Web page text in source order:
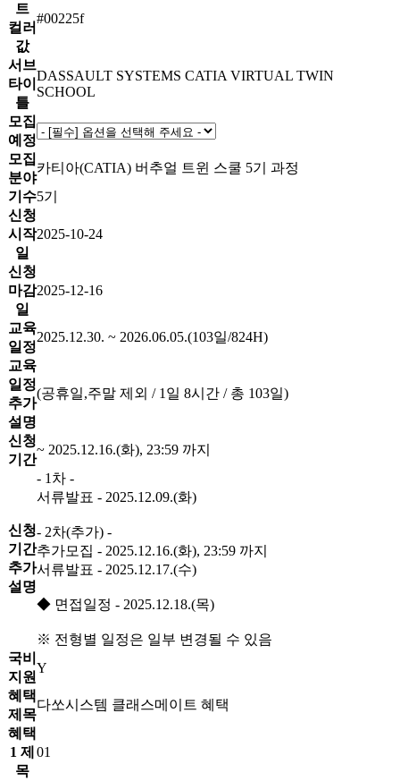
트
컬러
값
#00225f
서브
타이
틀
DASSAULT SYSTEMS CATIA VIRTUAL TWIN
SCHOOL
모집
예정
모집
분야
카티아(CATIA) 버추얼 트윈 스쿨 5기 과정
기수5기
신청
시작
일
2025-10-24
신청
마감
일
2025-12-16
교육
일정
2025.12.30. ~ 2026.06.05.(103일/824H)
교육
일정
추가
설명
(공휴일,주말 제외 / 1일 8시간 / 총 103일)
신청
기간
~ 2025.12.16.(화), 23:59 까지
신청
기간
추가
설명
- 1차 -
서류발표 - 2025.12.09.(화)
- 2차(추가) -
추가모집 - 2025.12.16.(화), 23:59 까지
서류발표 - 2025.12.17.(수)
◆ 면접일정 - 2025.12.18.(목)
※ 전형별 일정은 일부 변경될 수 있음
국비
지원
Y
혜택
제목
다쏘시스템 클래스메이트 혜택
혜택
1 제
목
01